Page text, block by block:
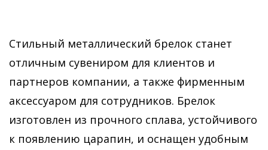
Стильный металлический брелок станет
отличным сувениром для клиентов и
партнеров компании, а также фирменным
аксессуаром для сотрудников. Брелок
изготовлен из прочного сплава, устойчивого
к появлению царапин, и оснащен удобным